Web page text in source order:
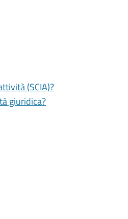
(SCIA)?
giuridica?